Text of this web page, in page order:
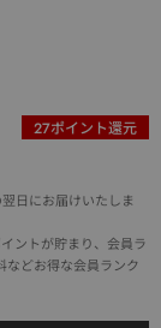
27ポイント還元
日にお届けいたしま
ントが貯まり、会員ラ
などお得な会員ランク